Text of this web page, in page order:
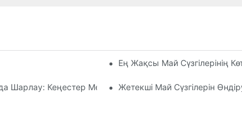
Компаниялар: Жан-Жақты ШолуЕң Жақсы Май Сүзгілерінің
Шарлау: Кеңестер Мен АмалдарЖетекші Май Сүзгілерін